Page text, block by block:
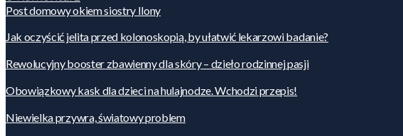
Post domowy okiem siostry Ilony
Jak oczyścić jelita przed kolonoskopią, by ułatwić lekarzowi badanie?
Rewolucyjny booster zbawienny dla skóry – dzieło rodzinnej pasji
Obowiązkowy kask dla dzieci na hulajnodze. Wchodzi przepis!
Niewielka przywra, światowy problem